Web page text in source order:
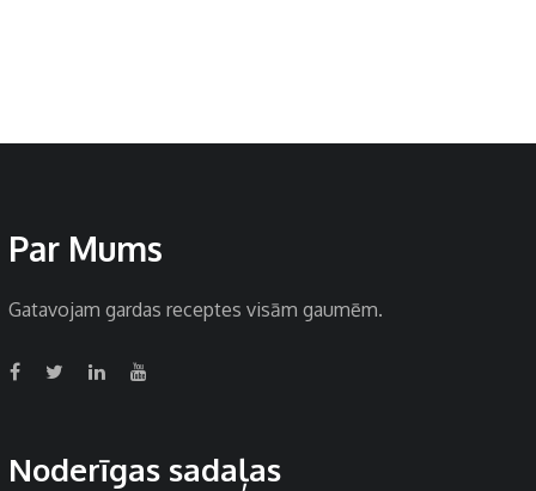
Par Mums
Gatavojam gardas receptes visām gaumēm.
Noderīgas sadaļas